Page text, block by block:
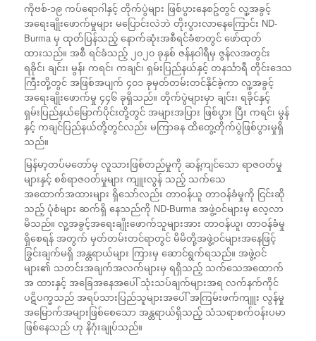
ကိုဗစ်-၁၉ ကပ်ရောဂါနှင့် တိုက်ပွဲများ ဖြစ်ပွားနေစဥ်တွင် လူ့အခွင့်
အရေးချိုးဖောက်မှုများ မပြောင်းလဲဘဲ တိုးပွားလာနေကြောင်း ND-
Burma မှ ထုတ်ပြန်သည့် နောက်ဆုံးအစီရင်ခံစာတွင် ဖော်ထုတ်
ထားသည်။ အစီ ရင်ခံသည့် ၂၀၂၀ ခုနှစ် ဇန်နဝါရီမှ ဇွန်လအတွင်း
ရခိုင်၊ ချင်း၊ မွန်၊ ကရင်၊ ကချင်၊ ရှမ်းပြည်နယ်နှင့် တနင်္သာရီ တိုင်းဒေသ
ကြီးတို့တွင် အဖြစ်အပျက် ၄၀၁ ခုမှတ်တမ်းတင်နိုင်ခဲ့ကာ လူ့အခွင့်
အရေးချိုးဖောက်မှု ၄၄၆ ခုရှိသည်။ တိုက်ပွဲများမှာ ချင်း၊ ရခိုင်နှင့်
ရှမ်းပြည်နယ်မြောက်ပိုင်းတို့တွင် အများအပြား ဖြစ်ပွား ပြီး ကရင်၊ မွန်
နှင့် ကချင်ပြည်နယ်တို့တွင်လည်း မကြာခန ထိတွေ့တိုက်ပွဲဖြစ်ပွားမှုရှိ
သည်။
မြန်မာ့တပ်မတော်မှ လူသားဖြစ်တည်မှုကို ဆန့်ကျင်သော ရာဇဝတ်မှု
များနှင့် စစ်ရာဇဝတ်မှုများ ကျူးလွန် သည့် သက်သေ
အထောက်အထားများ ရှိသော်လည်း တာဝန်ယူ တာဝန်ခံမှုကို ငြင်းဆို
သည့် ပုံစံများ ဆက်ရှိ နေသည်ကို ND-Burma အဖွဲ့ဝင်များမှ လေ့လာ
မိသည်။ လူ့အခွင့်အရေးချိုးဖောက်သူများအား တာဝန်ယူ၊ တာဝန်ခံမှု
ရှိစေရန် အတွက် မှတ်တမ်းတင်ရာတွင် မိမိတို့အဖွဲ့ဝင်များအနေဖြင့်
ခြွင်းချက်မရှိ အန္တရာယ်များ ကြားမှ ဆောင်ရွက်ရသည်။ အဖွဲ့ဝင်
များ၏ သတင်းအချက်အလက်များမှ ရရှိသည့် သက်သေအထောက်
အ ထားနှင့် အခြေအနေအပေါ် သုံးသပ်ချက်များအရ လက်နက်ကိုင်
ပဋိပက္ခသည် အရပ်သားပြည်သူများအပေါ် အကြမ်းဖက်ကျူး လွန်မှု
အမြောက်အများဖြစ်စေသော အန္တရာယ်ရှိသည့် သံသရာစက်ဝန်းပမာ
ဖြစ်နေသည် ဟု နိဂုံးချုပ်သည်။